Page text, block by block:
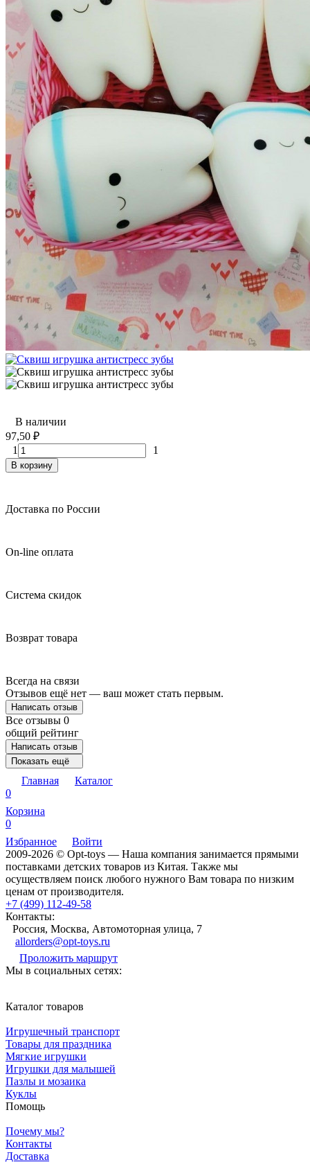
В наличии
97,50 ₽
1
1
В корзину
Доставка по России
On-line оплата
Система скидок
Возврат товара
Всегда на связи
Отзывов ещё нет — ваш может стать первым.
Написать отзыв
Все отзывы 0
общий рейтинг
Написать отзыв
Показать ещё
Главная
Каталог
0
Корзина
0
Избранное
Войти
2009-2026 © Opt-toys — Наша компания занимается прямыми
поставками детских товаров из Китая. Также мы
осуществляем поиск любого нужного Вам товара по низким
ценам от производителя.
+7 (499) 112-49-58
Контакты:
Россия, Москва, Автомоторная улица, 7
allorders@opt-toys.ru
Проложить маршрут
Мы в социальных сетях:
Каталог товаров
Игрушечный транспорт
Товары для праздника
Мягкие игрушки
Игрушки для малышей
Пазлы и мозаика
Куклы
Помощь
Почему мы?
Контакты
Доставка